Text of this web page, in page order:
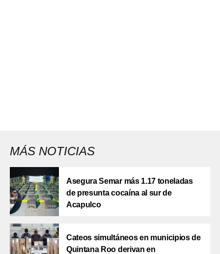
MÁS NOTICIAS
Asegura Semar más 1.17 toneladas
de presunta cocaína al sur de
Acapulco
Cateos simultáneos en municipios de
Quintana Roo derivan en